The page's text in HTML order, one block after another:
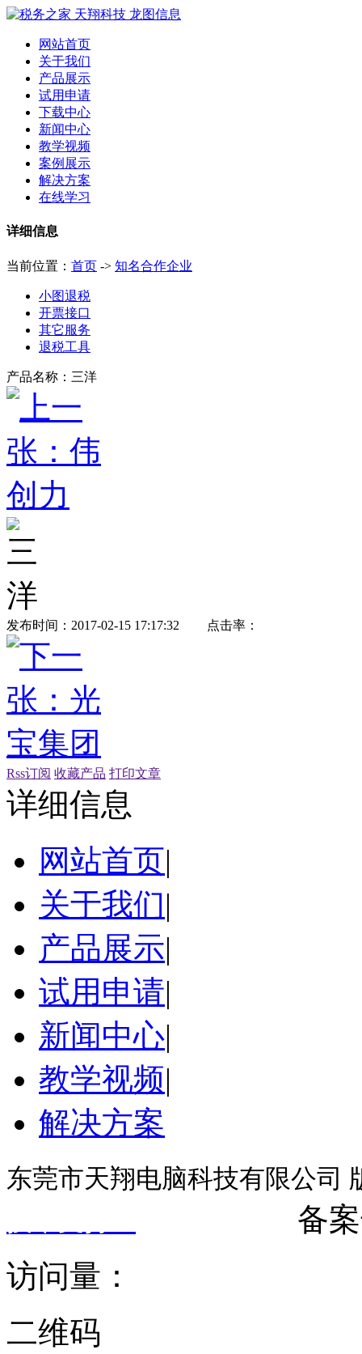
网站首页
关于我们
产品展示
试用申请
下载中心
新闻中心
教学视频
案例展示
解决方案
在线学习
详细信息
当前位置： 首页 -> 知名合作企业
小图退税
开票接口
其它服务
退税工具
产品名称： 三洋
发布时间：2017-02-15 17:17:32 点击率：
Rss订阅 收藏产品 打印文章
详细信息
网站首页|
关于我们|
产品展示|
试用申请|
新闻中心|
教学视频|
解决方案
东莞市天翔电脑科技有限公司
备
访问量：
二维码